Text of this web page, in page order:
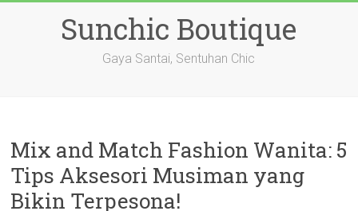
Sunchic Boutique
Gaya Santai, Sentuhan Chic
Mix and Match Fashion Wanita: 5
Tips Aksesori Musiman yang
Bikin Terpesona!